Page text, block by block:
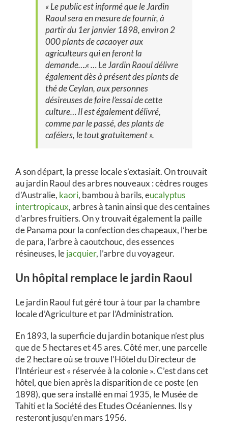
« Le public est informé que le Jardin
Raoul sera en mesure de fournir, à
partir du 1er janvier 1898, environ 2
000 plants de cacaoyer aux
agriculteurs qui en feront la
demande….« … Le Jardin Raoul délivre
également dès à présent des plants de
thé de Ceylan, aux personnes
désireuses de faire l’essai de cette
culture… Il est également délivré,
comme par le passé, des plants de
caféiers, le tout gratuitement ».
A son départ, la presse locale s’extasiait. On trouvait
au jardin Raoul des arbres nouveaux : cèdres rouges
d’Australie, kaori, bambou à barils, eucalyptus
intertropicaux, arbres à tanin ainsi que des centaines
d’arbres fruitiers. On y trouvait également la paille
de Panama pour la confection des chapeaux, l’herbe
de para, l’arbre à caoutchouc, des essences
résineuses, lejacquier, l’arbre du voyageur.
Un hôpital remplace le jardin Raoul
Le jardin Raoul fut géré tour à tour par la chambre
locale d’Agriculture et par l’Administration.
En 1893, la superficie du jardin botanique n’est plus
que de 5 hectares et 45 ares. Côté mer, une parcelle
de 2 hectare où se trouve l’Hôtel du Directeur de
l’Intérieur est « réservée à la colonie ». C’est dans cet
hôtel, que bien après la disparition de ce poste (en
1898), que sera installé en mai 1935, le Musée de
Tahiti et la Société des Etudes Océaniennes. Ils y
resteront jusqu’en mars 1956.